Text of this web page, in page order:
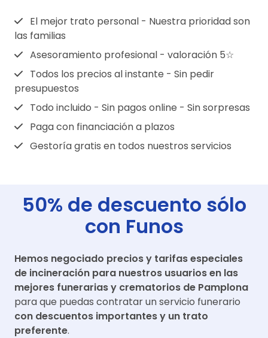
El mejor trato personal - Nuestra prioridad son
las familias
Asesoramiento profesional - valoración 5☆
Todos los precios al instante - Sin pedir
presupuestos
Todo incluido - Sin pagos online - Sin sorpresas
Paga con financiación a plazos
Gestoría gratis en todos nuestros servicios
50% de descuento sólo
con Funos
Hemos negociado precios y tarifas especiales
de incineración para nuestros usuarios en las
mejores funerarias y crematorios de Pamplona
para que puedas contratar un servicio funerario
con descuentos importantes y un trato
preferente.